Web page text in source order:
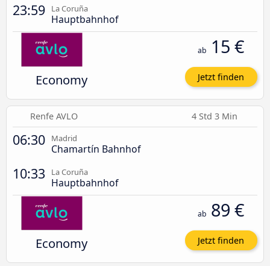
23:59 La Coruña
Hauptbahnhof
Economy
ab 15 €
Jetzt finden
Renfe AVLO 4 Std 3 Min
06:30 Madrid
Chamartín Bahnhof
10:33 La Coruña
Hauptbahnhof
Economy
ab 89 €
Jetzt finden